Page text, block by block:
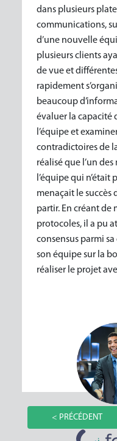
dans plusieurs
communications,
d’une nouvelle
plusieurs clients
de vue et
rapidement
beaucoup
évaluer la capacité
l’équipe et
contradictoires de
réalisé que l’un
l’équipe qui n’était
menaçait le succès
partir. En créant de
protocoles, il a pu
consensus parmi
son équipe sur la
réaliser le projet
< PRÉCÉDENT